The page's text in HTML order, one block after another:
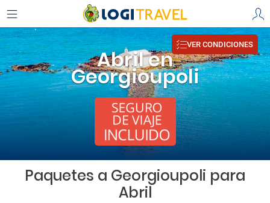
Abril en
Georgioupoli
VER CONDICIONES
Paquetes a Georgioupoli para
Abril